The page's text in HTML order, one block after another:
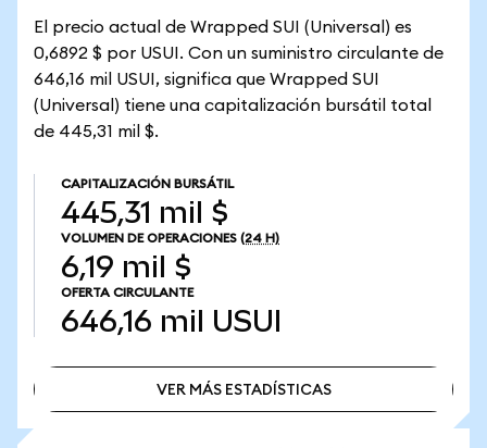
El precio actual de Wrapped SUI (Universal) es
0,6892 $ por USUI. Con un suministro circulante de
646,16 mil USUI, significa que Wrapped SUI
(Universal) tiene una capitalización bursátil total
de 445,31 mil $.
CAPITALIZACIÓN BURSÁTIL
445,31 mil $
VOLUMEN DE OPERACIONES (24 H)
6,19 mil $
OFERTA CIRCULANTE
646,16 mil USUI
VER MÁS ESTADÍSTICAS